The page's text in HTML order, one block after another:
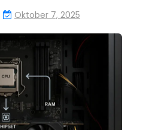
Oktober 7, 2025